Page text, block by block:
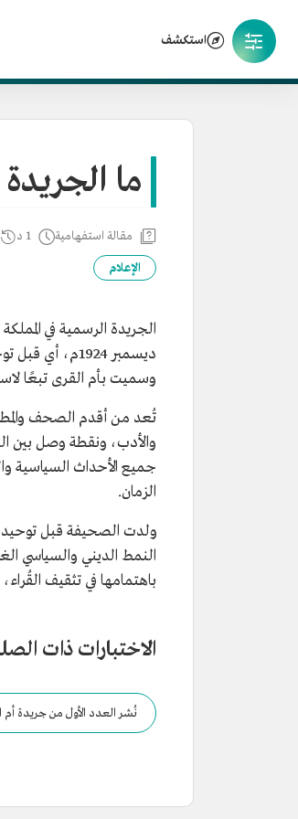
استكشف
ما
مقالة استفهامية 1 د
الإعلام
الجريدة الرسمية في
ديسمبر 1924م، أي قبل توحيد المملكة بنحو ثماني سنوات، أسسها الملك المؤسس
وسميت بأم القرى تبعًا
تُعد من أقدم الصحف
والأدب، ونقطة وصل بين
جميع الأحداث السياسية
الزمان.
النمط الديني والسياسي
باهتمامها في تثقيف
الاختبارات ذات